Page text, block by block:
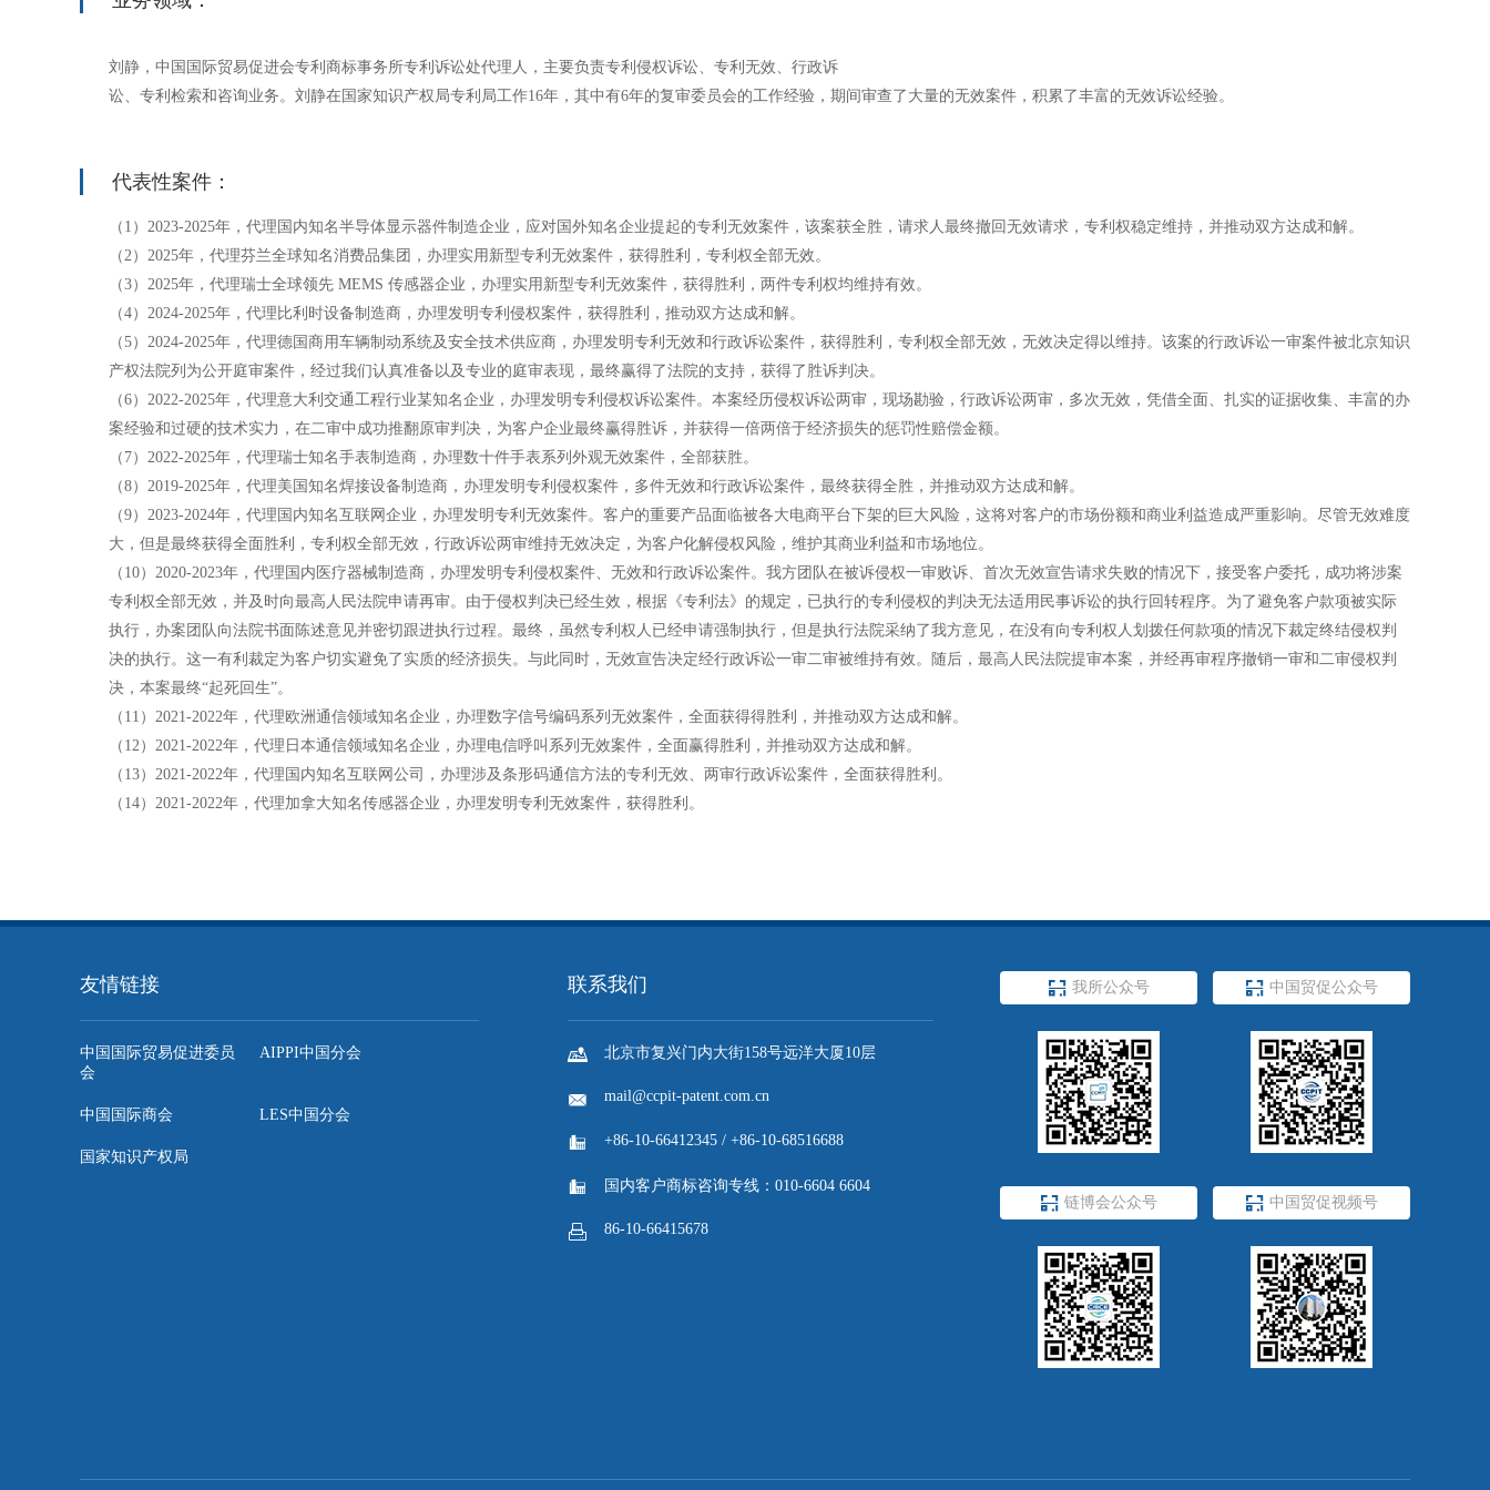
刘静，中国国际贸易促进会专利商标事务所专利诉讼处代理人，主要负责专利侵权诉讼、专利无效、行政诉
讼、专利检索和咨询业务。刘静在国家知识产权局专利局工作16年，其中有6年的复审委员会的工作经验，期间审查了大量的无效案件，积累了丰富的无效诉讼经验。
代表性案件：
（1）2023-2025年，代理国内知名半导体显示器件制造企业，应对国外知名企业提起的专利无效案件，该案获全胜，请求人最终撤回无效请求，专利权稳定维持，并推动双方达成和解。
（2）2025年，代理芬兰全球知名消费品集团，办理实用新型专利无效案件，获得胜利，专利权全部无效。
（3）2025年，代理瑞士全球领先 MEMS 传感器企业，办理实用新型专利无效案件，获得胜利，两件专利权均维持有效。
（4）2024-2025年，代理比利时设备制造商，办理发明专利侵权案件，获得胜利，推动双方达成和解。
（5）2024-2025年，代理德国商用车辆制动系统及安全技术供应商，办理发明专利无效和行政诉讼案件，获得胜利，专利权全部无效，无效决定得以维持。该案的行政诉讼一审案件被北京知识
产权法院列为公开庭审案件，经过我们认真准备以及专业的庭审表现，最终赢得了法院的支持，获得了胜诉判决。
（6）2022-2025年，代理意大利交通工程行业某知名企业，办理发明专利侵权诉讼案件。本案经历侵权诉讼两审，现场勘验，行政诉讼两审，多次无效，凭借全面、扎实的证据收集、丰富的办
案经验和过硬的技术实力，在二审中成功推翻原审判决，为客户企业最终赢得胜诉，并获得一倍两倍于经济损失的惩罚性赔偿金额。
（7）2022-2025年，代理瑞士知名手表制造商，办理数十件手表系列外观无效案件，全部获胜。
（8）2019-2025年，代理美国知名焊接设备制造商，办理发明专利侵权案件，多件无效和行政诉讼案件，最终获得全胜，并推动双方达成和解。
（9）2023-2024年，代理国内知名互联网企业，办理发明专利无效案件。客户的重要产品面临被各大电商平台下架的巨大风险，这将对客户的市场份额和商业利益造成严重影响。尽管无效难度
大，但是最终获得全面胜利，专利权全部无效，行政诉讼两审维持无效决定，为客户化解侵权风险，维护其商业利益和市场地位。
（10）2020-2023年，代理国内医疗器械制造商，办理发明专利侵权案件、无效和行政诉讼案件。我方团队在被诉侵权一审败诉、首次无效宣告请求失败的情况下，接受客户委托，成功将涉案
专利权全部无效，并及时向最高人民法院申请再审。由于侵权判决已经生效，根据《专利法》的规定，已执行的专利侵权的判决无法适用民事诉讼的执行回转程序。为了避免客户款项被实际
执行，办案团队向法院书面陈述意见并密切跟进执行过程。最终，虽然专利权人已经申请强制执行，但是执行法院采纳了我方意见，在没有向专利权人划拨任何款项的情况下裁定终结侵权判
决的执行。这一有利裁定为客户切实避免了实质的经济损失。与此同时，无效宣告决定经行政诉讼一审二审被维持有效。随后，最高人民法院提审本案，并经再审程序撤销一审和二审侵权判
决，本案最终“起死回生”。
（11）2021-2022年，代理欧洲通信领域知名企业，办理数字信号编码系列无效案件，全面获得得胜利，并推动双方达成和解。
（12）2021-2022年，代理日本通信领域知名企业，办理电信呼叫系列无效案件，全面赢得胜利，并推动双方达成和解。
（13）2021-2022年，代理国内知名互联网公司，办理涉及条形码通信方法的专利无效、两审行政诉讼案件，全面获得胜利。
（14）2021-2022年，代理加拿大知名传感器企业，办理发明专利无效案件，获得胜利。
友情链接
中国国际贸易促进委员
会
AIPPI中国分会
中国国际商会 LES中国分会
国家知识产权局
联系我们
 北京市复兴门内大街158号远洋大厦10层
 mail@ccpit-patent.com.cn
 +86-10-66412345 / +86-10-68516688
 国内客户商标咨询专线：010-6604 6604
 86-10-66415678
 我所公众号  中国贸促公众号
 链博会公众号  中国贸促视频号